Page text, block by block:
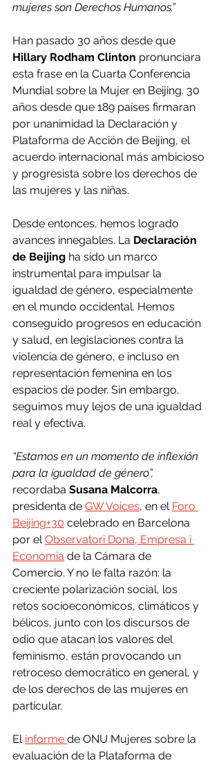
mujeres son Derechos Humanos.”
Han pasado 30 años desde que
Hillary Rodham Clinton pronunciara
esta frase en la Cuarta Conferencia
Mundial sobre la Mujer en Beijing. 30
años desde que 189 países firmaran
por unanimidad la Declaración y
Plataforma de Acción de Beijing, el
acuerdo internacional más ambicioso
y progresista sobre los derechos de
las mujeres y las niñas.
Desde entonces, hemos logrado
avances innegables. La Declaración
de Beijing ha sido un marco
instrumental para impulsar la
igualdad de género, especialmente
en el mundo occidental. Hemos
conseguido progresos en educación
y salud, en legislaciones contra la
violencia de género, e incluso en
representación femenina en los
espacios de poder. Sin embargo,
seguimos muy lejos de una igualdad
real y efectiva.
“Estamos en un momento de inflexión
para la igualdad de género”,
recordaba Susana Malcorra,
presidenta de GW Voices, en el Foro
Beijing+30 celebrado en Barcelona
por el Observatori Dona, Empresa i
Economia de la Cámara de
Comercio. Y no le falta razón: la
creciente polarización social, los
retos socioeconómicos, climáticos y
bélicos, junto con los discursos de
odio que atacan los valores del
feminismo, están provocando un
retroceso democrático en general, y
de los derechos de las mujeres en
particular.
El informe de ONU Mujeres sobre la
evaluación de la Plataforma de